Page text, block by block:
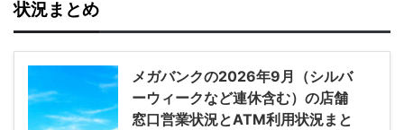
状況まとめ
メガバンクの2026年9月（シルバ
ーウィークなど連休含む）の店舗
窓口営業状況とATM利用状況まと